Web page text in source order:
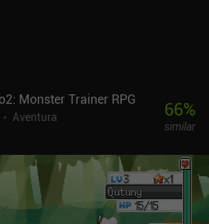
Monster Trainer RPG
Aventura
66%
similar